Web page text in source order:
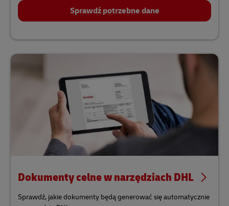
Sprawdź potrzebne dane
Dokumenty celne w narzędziach DHL
Sprawdź, jakie dokumenty będą generować się automatycznie